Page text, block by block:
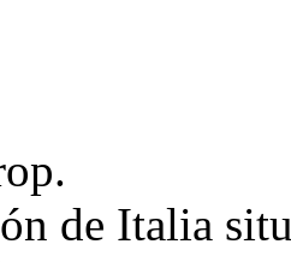
de Italia